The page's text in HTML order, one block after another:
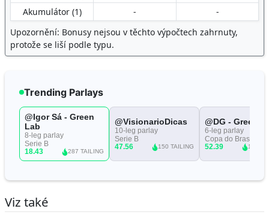
Akumulátor (1)
-
-
Upozornění: Bonusy nejsou v těchto výpočtech zahrnuty,
protože se liší podle typu.
Viz také